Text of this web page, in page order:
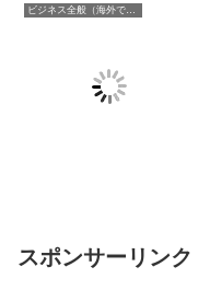
ビジネス全般（海外での働き方含む）
スポンサーリンク